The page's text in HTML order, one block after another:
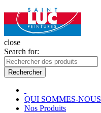
close
Search for:
Rechercher
QUI SOMMES-NOUS
Nos Produits